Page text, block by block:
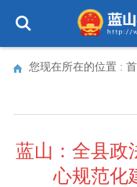
您现在所在的位置 :
蓝山：全县政
心规范化